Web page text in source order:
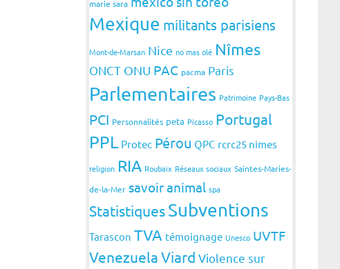
marie sara
Mexique militants parisiens
Mont-de-Marsan Nice no mas olé Nîmes
ONCT ONU PAC pacma Paris
Parlementaires Patrimoine Pays-Bas
PCI Personnalités peta Picasso Portugal
PPL Protec Pérou QPC rcrc25 nimes
religion RIA Roubaix Réseaux sociaux Saintes-Maries-
de-la-Mer savoir animal spa
StatistiquesSubventions
Tarascon TVA témoignage Unesco UVTF
VenezuelaViard Violence sur